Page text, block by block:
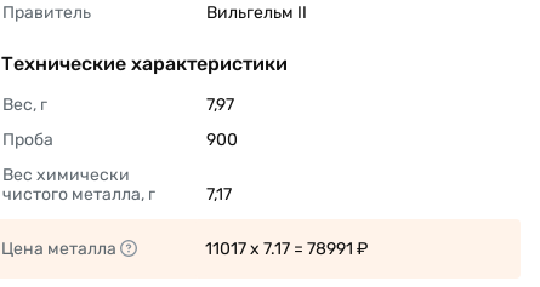
Правитель
Вильгельм II
Технические характеристики
Вес, г
7,97
Проба
900
Вес химически
чистого металла, г
7,17
Цена металла 11017 x 7.17 = 78991 ₽